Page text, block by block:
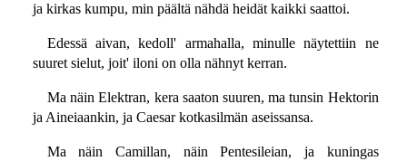
ja kirkas kumpu, min päältä nähdä heidät kaikki saattoi.
Edessä aivan, kedoll' armahalla, minulle näytettiin ne
suuret sielut, joit' iloni on olla nähnyt kerran.
Ma näin Elektran, kera saaton suuren, ma tunsin Hektorin
ja Aineiaankin, ja Caesar kotkasilmän aseissansa.
Ma näin Camillan, näin Pentesileian, ja kuningas